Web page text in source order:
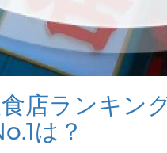
店ランキン
は？